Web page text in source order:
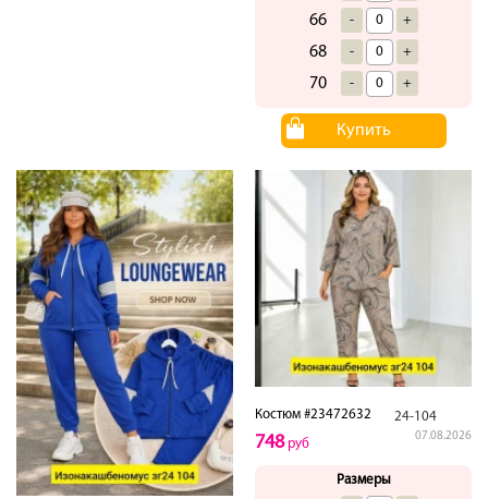
66 - +
68 - +
70 - +
Купить
Костюм #23472632 24-104
07.08.2026
748руб
Размеры